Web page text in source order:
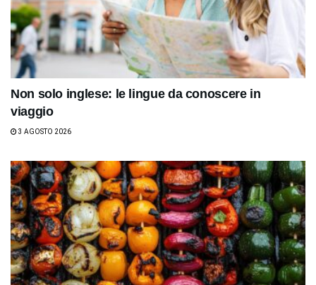
Non solo inglese: le lingue da conoscere in
viaggio
3 AGOSTO 2026